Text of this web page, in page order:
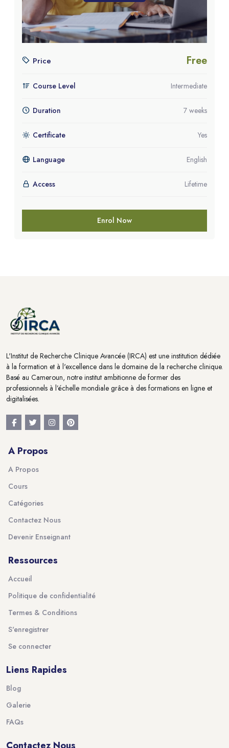
Price Free
Course Level Intermediate
Duration 7 weeks
Certificate Yes
Language English
Access Lifetime
Enrol Now
L'Institut de Recherche Clinique Avancée (IRCA) est une institution dédiée
à la formation et à l'excellence dans le domaine de la recherche clinique.
Basé au Cameroun, notre institut ambitionne de former des
professionnels à l’échelle mondiale grâce à des formations en ligne et
digitalisées.
A Propos
A Propos
Cours
Catégories
Contactez Nous
Devenir Enseignant
Ressources
Accueil
Politique de confidentialité
Termes & Conditions
S'enregistrer
Se connecter
Liens Rapides
Blog
Galerie
FAQs